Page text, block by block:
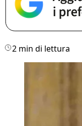
2 min di lettura